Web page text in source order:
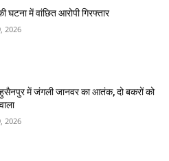
घटना में वांछित आरोपी गिरफ्तार
2026
हुसैनपुर में जंगली जानवर का आतंक, दो बकरों को
2026